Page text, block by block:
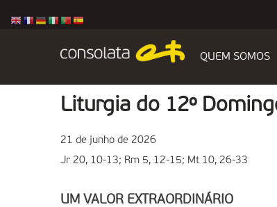
QUEM SOMOS
Liturgia do 12º
21 de junho de 2026
Jr 20, 10-13; Rm 5, 12-15; Mt 10, 26-33
UM VALOR EXTRAORDINÁRIO